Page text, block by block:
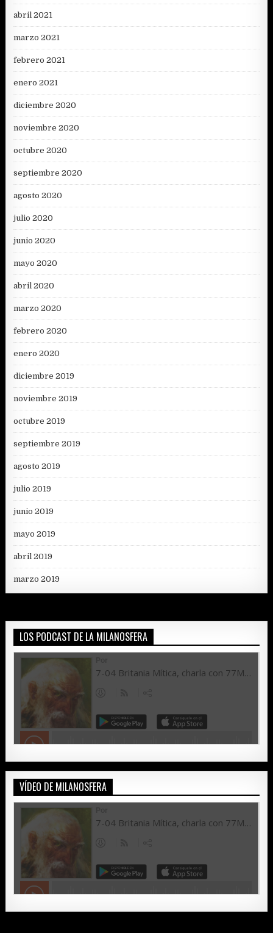
abril 2021
marzo 2021
febrero 2021
enero 2021
diciembre 2020
noviembre 2020
octubre 2020
septiembre 2020
agosto 2020
julio 2020
junio 2020
mayo 2020
abril 2020
marzo 2020
febrero 2020
enero 2020
diciembre 2019
noviembre 2019
octubre 2019
septiembre 2019
agosto 2019
julio 2019
junio 2019
mayo 2019
abril 2019
marzo 2019
LOS PODCAST DE LA MILANOSFERA
VÍDEO DE MILANOSFERA